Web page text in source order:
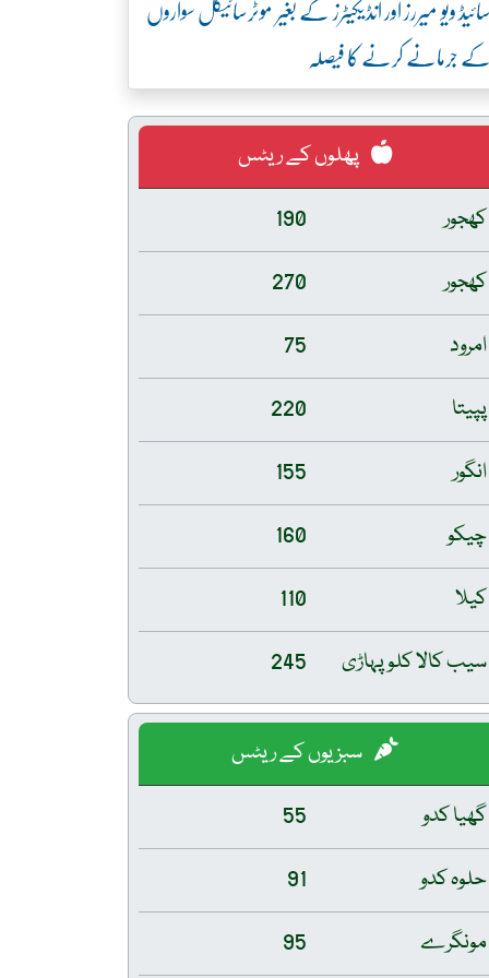
کے جرمانے کرنے کا فیصلہ
پھلوں کے ریٹس
کھجور
190
کھجور
270
امرود
75
پپیتا
220
انگور
155
چیکو
160
کیلا
110
سیب کالا کلو پہاڑی
245
سبزیوں کے ریٹس
گھیا کدو
55
حلوہ کدو
91
مونگرے
95